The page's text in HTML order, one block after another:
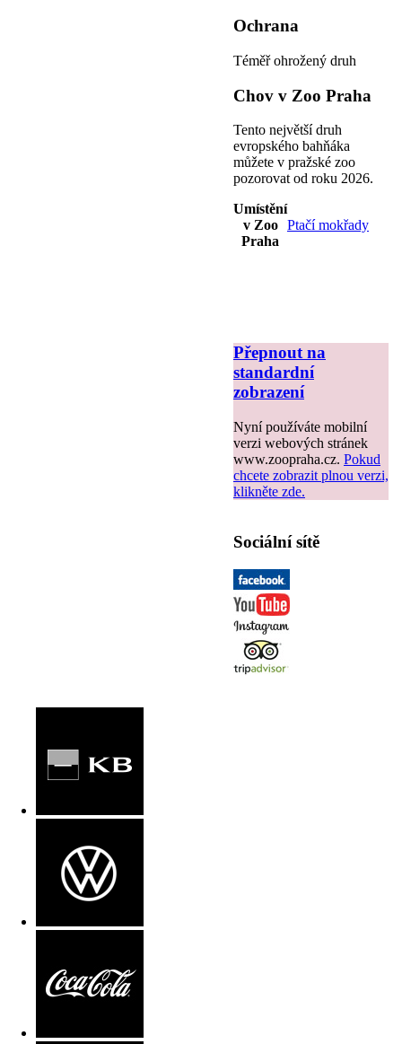
Ochrana
Téměř ohrožený druh
Chov v Zoo Praha
Tento největší druh
evropského bahňáka
můžete v pražské zoo
pozorovat od roku 2026.
Umístění
v Zoo
Praha
Ptačí mokřady
Přepnout na
standardní
zobrazení
Nyní používáte mobilní
verzi webových stránek
www.zoopraha.cz. Pokud
chcete zobrazit plnou verzi,
klikněte zde.
Sociální sítě